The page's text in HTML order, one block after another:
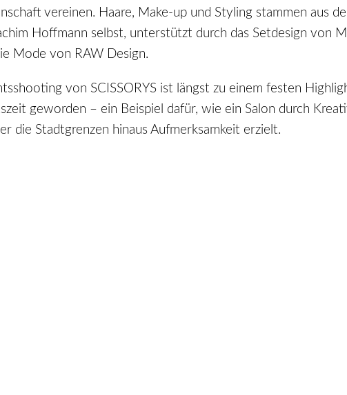
vereinen. Haare, Make-up und Styling stammen aus
Hoffmann selbst, unterstützt durch das Setdesign von
Mode von RAW Design.
von SCISSORYS ist längst zu einem festen
geworden – ein Beispiel dafür, wie ein Salon durch
die Stadtgrenzen hinaus Aufmerksamkeit erzielt.